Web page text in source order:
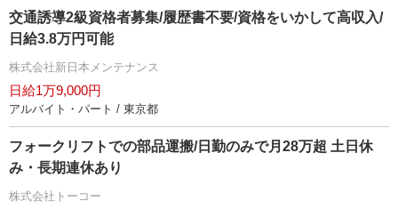
交通誘導2級資格者募集/履歴書不要/資格をいかして高収入/
日給3.8万円可能
株式会社新日本メンテナンス
日給1万9,000円
アルバイト・パート / 東京都
フォークリフトでの部品運搬/日勤のみで月28万超 土日休
み・長期連休あり
株式会社トーコー